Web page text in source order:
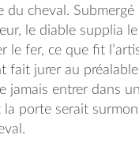
du cheval. Submergé
le diable supplia
le fer, ce que fit
fait jurer au
jamais entrer dans
la porte serait